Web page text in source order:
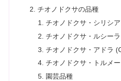
チオノドクサの品種
チオノドクサ・シリシ
チオノドクサ・ルシー
チオノドクサ・アドラ
チオノドクサ・トルメ
園芸品種